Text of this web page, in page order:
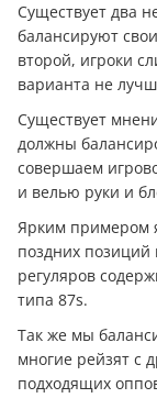
Существует два
балансируют
второй, игроки
варианта не
Существует
должны
совершаем
и велью руки и
Ярким примером
поздних
регуляров
типа 87s.
Так же мы
многие рейзят с
подходящих